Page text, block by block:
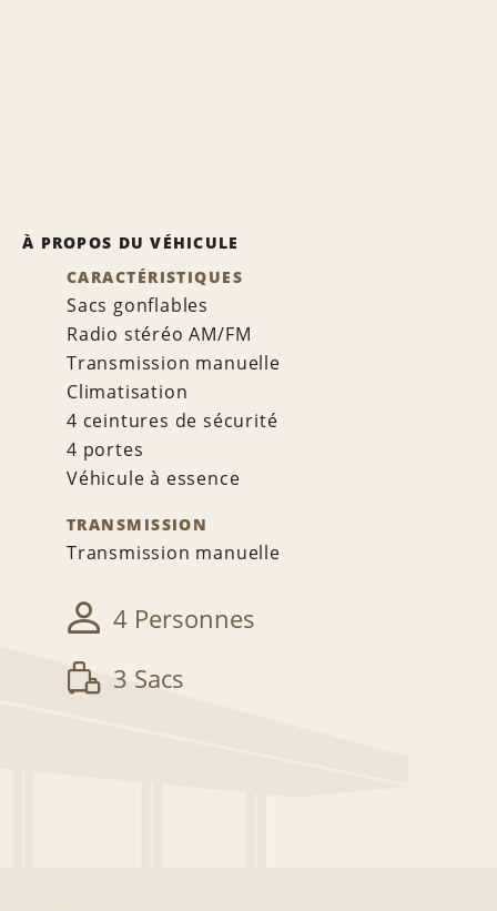
À PROPOS DU VÉHICULE
CARACTÉRISTIQUES
Sacs gonflables
Radio stéréo AM/FM
Transmission manuelle
Climatisation
4 ceintures de sécurité
4 portes
Véhicule à essence
TRANSMISSION
Transmission manuelle
4 Personnes
3 Sacs